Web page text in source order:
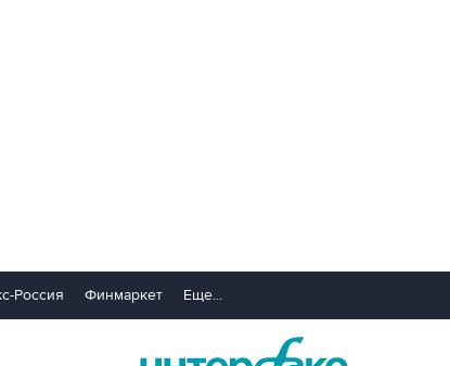
Россия Финмаркет Еще...